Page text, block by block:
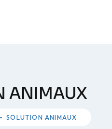
ANIMAUX
SOLUTION ANIMAUX